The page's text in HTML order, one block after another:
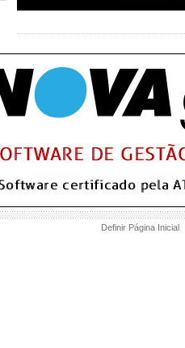
Definir Página Inicial